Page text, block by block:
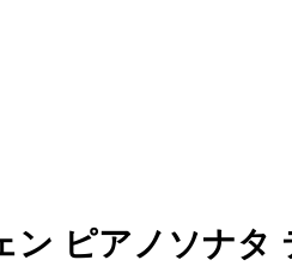
ン ピアノソナタ